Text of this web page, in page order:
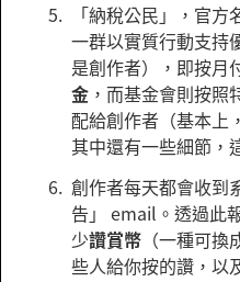
「納稅公民」，官方
一群以實質行動支持
是創作者），即按月
金 ，而基金會則按
配給創作者（基本上
其中還有一些細節，
創作者每天都會收到
告」 email。透過此
少讚賞幣 （一種可
些人給你按的讚，以